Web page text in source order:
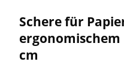
Schere für
cm